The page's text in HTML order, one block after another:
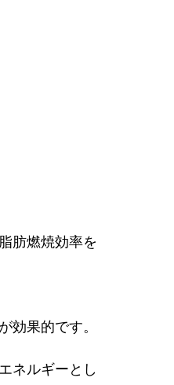
肪燃焼効率を
効果的です。
ネルギーとし